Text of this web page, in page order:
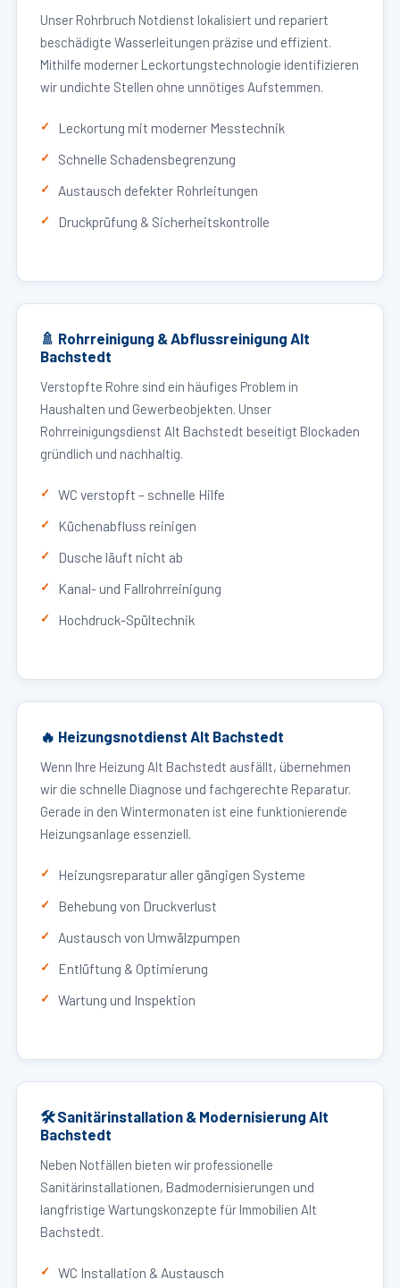
Unser Rohrbruch Notdienst lokalisiert und repariert
beschädigte Wasserleitungen präzise und effizient.
Mithilfe moderner Leckortungstechnologie identifizieren
wir undichte Stellen ohne unnötiges Aufstemmen.
Leckortung mit moderner Messtechnik
Schnelle Schadensbegrenzung
Austausch defekter Rohrleitungen
Druckprüfung & Sicherheitskontrolle
🚿 Rohrreinigung & Abflussreinigung Alt
Bachstedt
Verstopfte Rohre sind ein häufiges Problem in
Haushalten und Gewerbeobjekten. Unser
Rohrreinigungsdienst Alt Bachstedt beseitigt Blockaden
gründlich und nachhaltig.
WC verstopft – schnelle Hilfe
Küchenabfluss reinigen
Dusche läuft nicht ab
Kanal- und Fallrohrreinigung
Hochdruck-Spültechnik
🔥 Heizungsnotdienst Alt Bachstedt
Wenn Ihre Heizung Alt Bachstedt ausfällt, übernehmen
wir die schnelle Diagnose und fachgerechte Reparatur.
Gerade in den Wintermonaten ist eine funktionierende
Heizungsanlage essenziell.
Heizungsreparatur aller gängigen Systeme
Behebung von Druckverlust
Austausch von Umwälzpumpen
Entlüftung & Optimierung
Wartung und Inspektion
🛠 Sanitärinstallation & Modernisierung Alt
Bachstedt
Neben Notfällen bieten wir professionelle
Sanitärinstallationen, Badmodernisierungen und
langfristige Wartungskonzepte für Immobilien Alt
Bachstedt.
WC Installation & Austausch